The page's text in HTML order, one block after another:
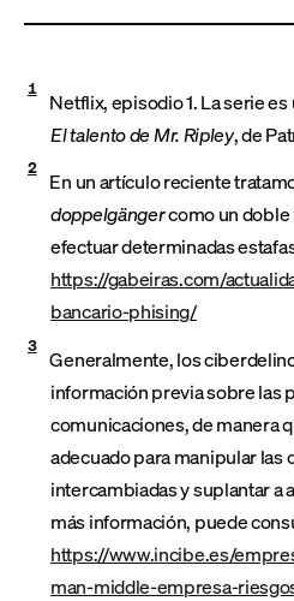
1
Netflix, episodio 1. La serie
El talento de Mr. Ripley, de
2
En un artículo reciente
doppelgängercomo un doble
efectuar determinadas
https://gabeiras.com/
bancario-phising/
3
Generalmente, los
información previa sobre las
comunicaciones, de manera
adecuado para manipular las
intercambiadas y suplantar a
más información, puede
https://www.incibe.es/
man-middle-empresa-